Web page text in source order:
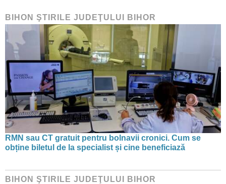
BIHON ŞTIRILE JUDEŢULUI BIHOR
RMN sau CT gratuit pentru bolnavii cronici. Cum se
obține biletul de la specialist și cine beneficiază
BIHON ŞTIRILE JUDEŢULUI BIHOR